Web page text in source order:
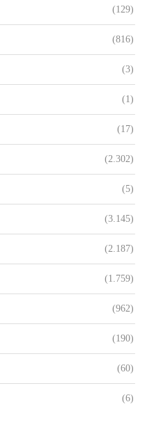
(129)
(816)
(3)
(1)
(17)
(2.302)
(5)
(3.145)
(2.187)
(1.759)
(962)
(190)
(60)
(6)